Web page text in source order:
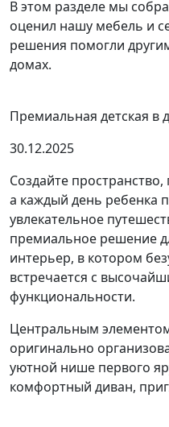
В этом разделе мы
оценил нашу мебель и
решения помогли
домах.
Премиальная детская в
30.12.2025
Создайте
а каждый день ребенка
увлекательное
премиальное решение
интерьер, в котором
встречается с
функциональности.
Центральным
оригинально
уютной нише первого
комфортный диван,